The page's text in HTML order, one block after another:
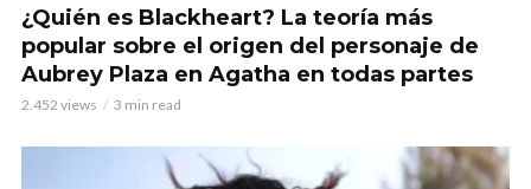
¿Quién es Blackheart? La teoría más
popular sobre el origen del personaje de
Aubrey Plaza en Agatha en todas partes
2.452 views 3 min read